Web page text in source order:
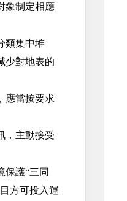
象制定相應
類集中堆
少對地表的
應當按要求
，主動接受
護“三同
方可投入運